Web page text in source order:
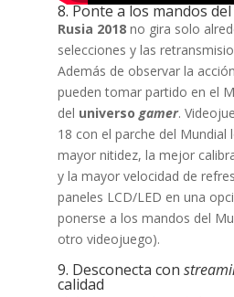
8. Ponte a los mandos
Rusia 2018no gira solo
selecciones y las
Además de observar la
pueden tomar partido en el
del universo gamer.
18 con el parche del Mundial
mayor nitidez, la mejor
y la mayor velocidad de
paneles LCD/LED en una
ponerse a los mandos del
otro videojuego).
9. Desconecta con
calidad